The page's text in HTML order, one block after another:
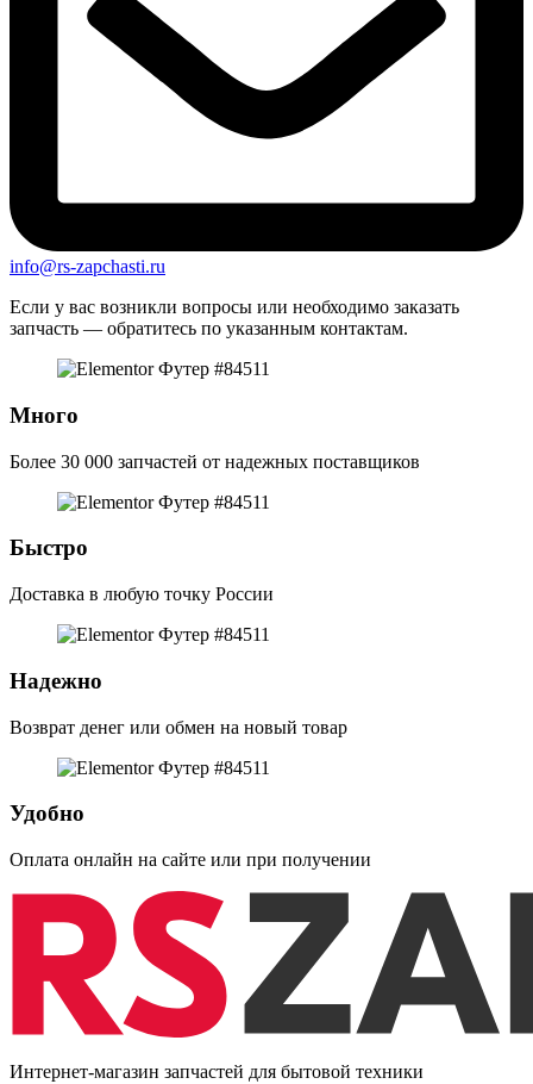
info@rs-zapchasti.ru
Если у вас возникли вопросы или необходимо заказать
запчасть — обратитесь по указанным контактам.
Много
Более 30 000 запчастей от надежных поставщиков
Быстро
Доставка в любую точку России
Надежно
Возврат денег или обмен на новый товар
Удобно
Оплата онлайн на сайте или при получении
Интернет-магазин запчастей для бытовой техники